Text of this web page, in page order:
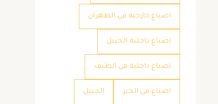
اصباغ خارجية في الظهران
اصباغ داخلية الجبيل
اصباغ داخلية في الطيف
اصباغ في الخبر الجبيل